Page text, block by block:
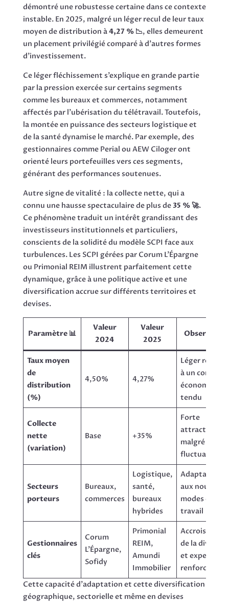
démontré une robustesse certaine dans ce contexte
instable. En 2025, malgré un léger recul de leur taux
moyen de distribution à4,27 % 📉, elles demeurent
un placement privilégié comparé à d’autres formes
d’investissement.
Ce léger fléchissement s’explique en grande partie
par la pression exercée sur certains segments
comme les bureaux et commerces, notamment
affectés par l’ubérisation du télétravail. Toutefois,
la montée en puissance des secteurs logistique et
de la santé dynamise le marché. Par exemple, des
gestionnaires comme Perial ou AEW Ciloger ont
orienté leurs portefeuilles vers ces segments,
générant des performances soutenues.
Autre signe de vitalité : la collecte nette, qui a
connu une hausse spectaculaire de plus de35 % 🚀.
Ce phénomène traduit un intérêt grandissant des
investisseurs institutionnels et particuliers,
conscients de la solidité du modèle SCPI face aux
turbulences. Les SCPI gérées par Corum L’Épargne
ou Primonial REIM illustrent parfaitement cette
dynamique, grâce à une politique active et une
diversification accrue sur différents territoires et
devises.
Paramètre 📊
Valeur
2024
Valeur
2025
Observation
Taux moyen
de
distribution
(%)
4,50% 4,27%
Léger recul lié
à un contexte
économique
tendu
Collecte
nette
(variation)
Base +35%
Forte
attractivité
malgré les
fluctuations
Secteurs
porteurs
Bureaux,
commerces
Logistique,
santé,
bureaux
hybrides
Adaptation
aux nouveaux
modes de
travail
Gestionnaires
clés
Corum
L’Épargne,
Sofidy
Primonial
REIM,
Amundi
Immobilier
de la diversité
et expertise
renforcée
Cette capacité d’adaptation et cette diversification
géographique, sectorielle et même en devises